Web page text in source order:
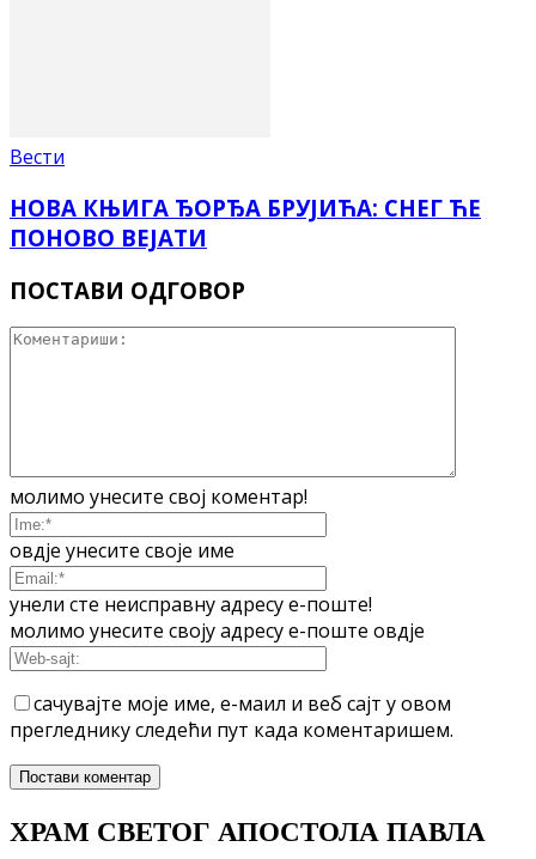
Вести
НОВА КЊИГА ЂОРЂА БРУЈИЋА: СНЕГ ЋЕ
ПОНОВО ВЕЈАТИ
ПОСТАВИ ОДГОВОР
молимо унесите свој коментар!
овдје унесите своје име
унели сте неисправну адресу е-поште!
молимо унесите своју адресу е-поште овдје
сачувајте моје име, е-маил и веб сајт у овом
прегледнику следећи пут када коментаришем.
ХРАМ СВЕТОГ АПОСТОЛА ПАВЛА